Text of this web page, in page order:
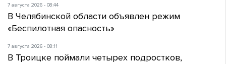
7 августа 2026 - 08:44
В Челябинской области объявлен режим
«Беспилотная опасность»
7 августа 2026 - 08:11
В Троицке поймали четырех подростков,